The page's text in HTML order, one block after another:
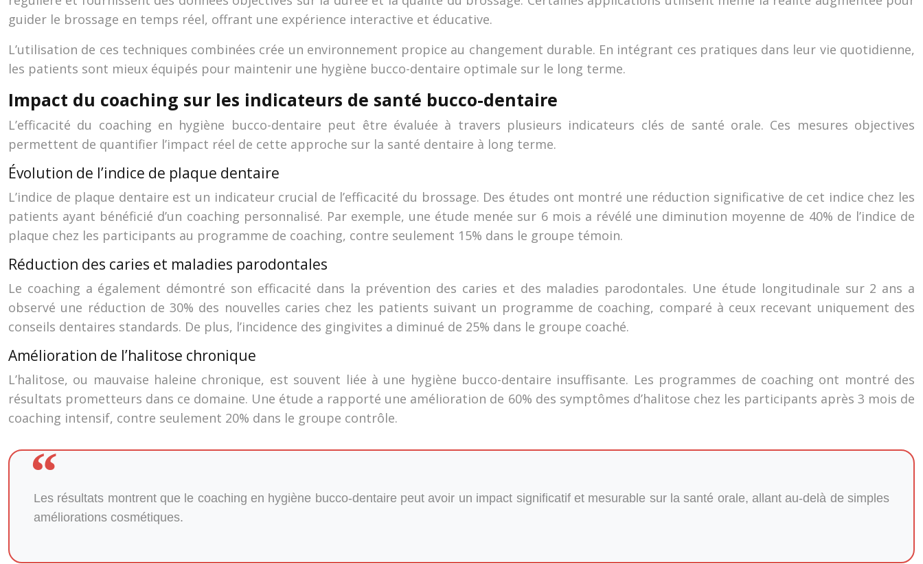
guider le brossage en temps réel, offrant une expérience interactive et éducative.
L’utilisation de ces techniques combinées crée un environnement propice au changement durable. En intégrant ces pratiques dans leur vie quotidienne,
les patients sont mieux équipés pour maintenir une hygiène bucco-dentaire optimale sur le long terme.
Impact du coaching sur les indicateurs de santé bucco-dentaire
L’efficacité du coaching en hygiène bucco-dentaire peut être évaluée à travers plusieurs indicateurs clés de santé orale. Ces mesures objectives
permettent de quantifier l’impact réel de cette approche sur la santé dentaire à long terme.
Évolution de l’indice de plaque dentaire
L’indice de plaque dentaire est un indicateur crucial de l’efficacité du brossage. Des études ont montré une réduction significative de cet indice chez les
patients ayant bénéficié d’un coaching personnalisé. Par exemple, une étude menée sur 6 mois a révélé une diminution moyenne de 40% de l’indice de
plaque chez les participants au programme de coaching, contre seulement 15% dans le groupe témoin.
Réduction des caries et maladies parodontales
Le coaching a également démontré son efficacité dans la prévention des caries et des maladies parodontales. Une étude longitudinale sur 2 ans a
observé une réduction de 30% des nouvelles caries chez les patients suivant un programme de coaching, comparé à ceux recevant uniquement des
conseils dentaires standards. De plus, l’incidence des gingivites a diminué de 25% dans le groupe coaché.
Amélioration de l’halitose chronique
L’halitose, ou mauvaise haleine chronique, est souvent liée à une hygiène bucco-dentaire insuffisante. Les programmes de coaching ont montré des
résultats prometteurs dans ce domaine. Une étude a rapporté une amélioration de 60% des symptômes d’halitose chez les participants après 3 mois de
coaching intensif, contre seulement 20% dans le groupe contrôle.
Les résultats montrent que le coaching en hygiène bucco-dentaire peut avoir un impact significatif et mesurable sur la santé orale, allant au-delà de simples
améliorations cosmétiques.